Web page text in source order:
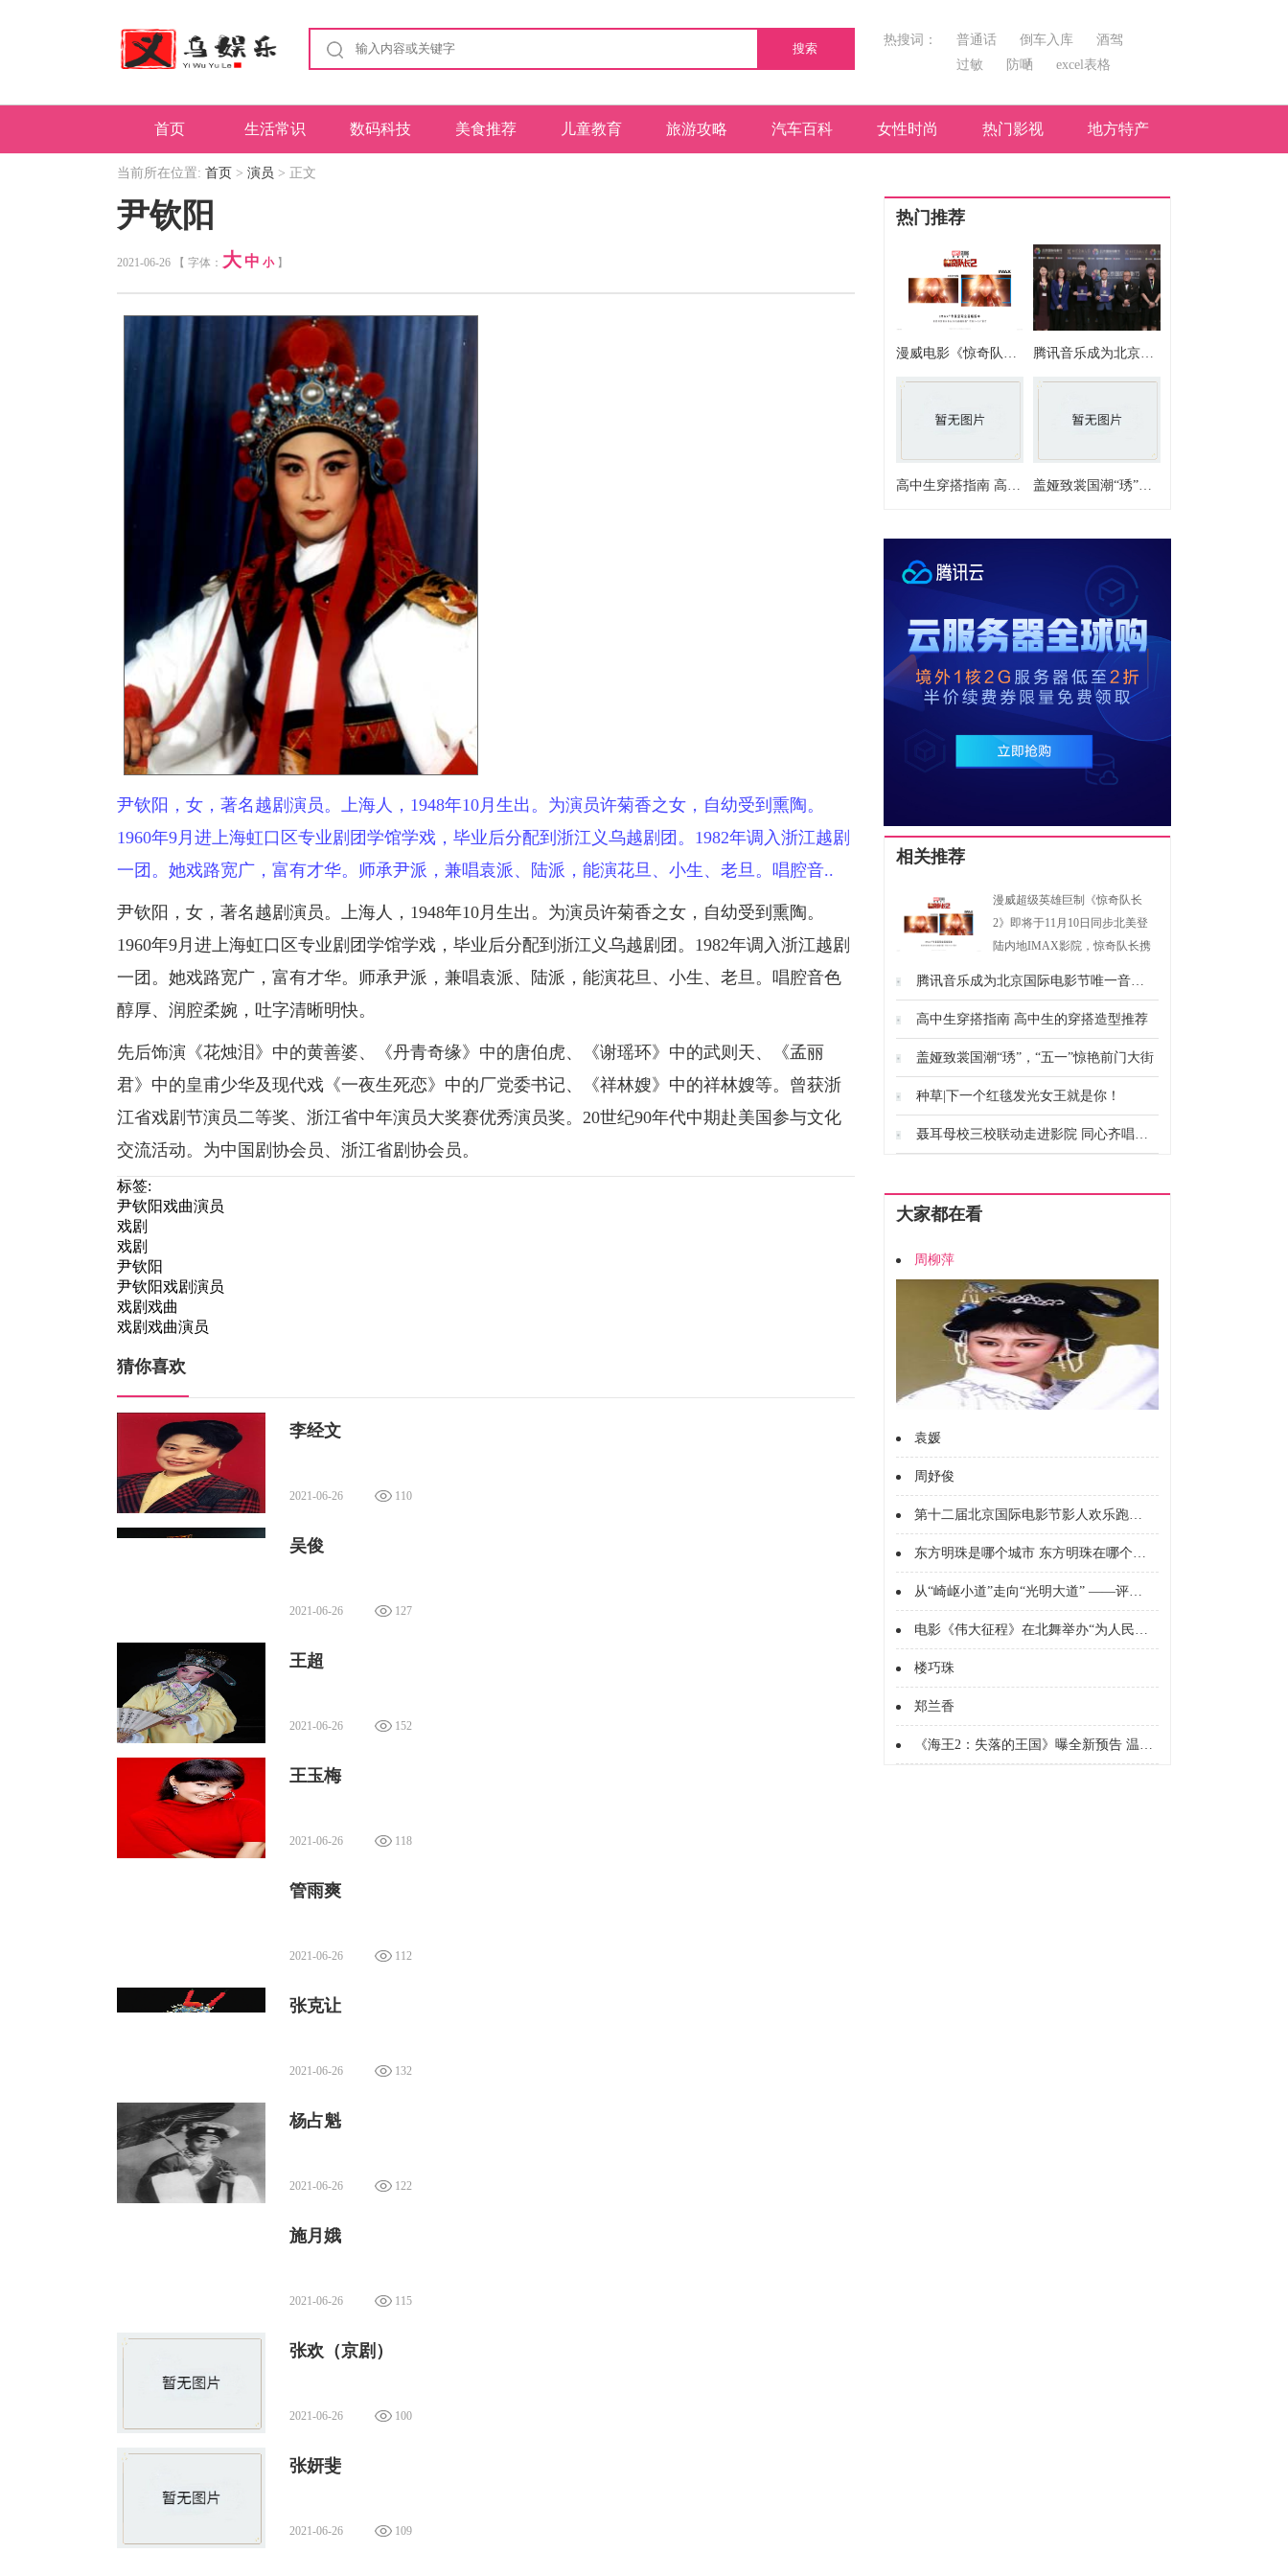
搜索
热搜词： 普通话 倒车入库
酒驾
过敏
防嗮 excel表格
首页 生活常识 数码科技 美食推荐 儿童教育 旅游攻略 汽车百科 女性时尚 热门影视 地方特产
当前所在位置: 首页 > 演员 > 正文
尹钦阳
2021-06-26 【 字体： 大 中 小】
尹钦阳，女，著名越剧演员。上海人，1948年10月生出。为演员许菊香之女，自幼受到熏陶。
1960年9月进上海虹口区专业剧团学馆学戏，毕业后分配到浙江义乌越剧团。1982年调入浙江越剧
一团。她戏路宽广，富有才华。师承尹派，兼唱袁派、陆派，能演花旦、小生、老旦。唱腔音..
尹钦阳，女，著名越剧演员。上海人，1948年10月生出。为演员许菊香之女，自幼受到熏陶。
1960年9月进上海虹口区专业剧团学馆学戏，毕业后分配到浙江义乌越剧团。1982年调入浙江越剧
一团。她戏路宽广，富有才华。师承尹派，兼唱袁派、陆派，能演花旦、小生、老旦。唱腔音色
醇厚、润腔柔婉，吐字清晰明快。
先后饰演《花烛泪》中的黄善婆、《丹青奇缘》中的唐伯虎、《谢瑶环》中的武则天、《孟丽
君》中的皇甫少华及现代戏《一夜生死恋》中的厂党委书记、《祥林嫂》中的祥林嫂等。曾获浙
江省戏剧节演员二等奖、浙江省中年演员大奖赛优秀演员奖。20世纪90年代中期赴美国参与文化
交流活动。为中国剧协会员、浙江省剧协会员。
标签:
尹钦阳戏曲演员
戏剧
戏剧
尹钦阳
尹钦阳戏剧演员
戏剧戏曲
戏剧戏曲演员
猜你喜欢
李经文
2021-06-26 110
吴俊
2021-06-26 127
王超
2021-06-26 152
王玉梅
2021-06-26 118
管雨爽
2021-06-26 112
张克让
2021-06-26 132
杨占魁
2021-06-26 122
施月娥
2021-06-26 115
张欢（京剧）
2021-06-26 100
张妍斐
2021-06-26 109
热门推荐
漫威电影《惊奇队长2》正在热映，IMAX版部分场景多达26%画面内容 腾讯音乐成为北京国际电影节唯一音乐合作伙伴 推出首个国际化专项“电影音乐扶持计划”
高中生穿搭指南 高中生的穿搭造型推荐 盖娅致裳国潮“琇”，“五一”惊艳前门大街
相关推荐
漫威超级英雄巨制《惊奇队长
2》即将于11月10日同步北美登
陆内地IMAX影院，惊奇队长携
本，不仅通过真实惊艳的音画品
质和身临其境的观影环境带观众
沉浸式畅享视听盛宴，部分重要
来“惊”艳的大银幕观影体验。 由
奥斯卡影后布丽·拉尔森演绎的惊
曾纵横宇宙，“硬刚”灭霸，能以
的“光谱”莫妮卡和“惊奇
腾讯音乐成为北京国际电影节唯一音乐合作伙伴 推出首个国际化专项“电影音乐扶持计划”
高中生穿搭指南 高中生的穿搭造型推荐
盖娅致裳国潮“琇”，“五一”惊艳前门大街
种草|下一个红毯发光女王就是你！
聂耳母校三校联动走进影院 同心齐唱《为国而歌》
大家都在看
周柳萍
袁媛
周妤俊
第十二届北京国际电影节影人欢乐跑成功举办 百位影人齐聚花海
东方明珠是哪个城市 东方明珠在哪个城市
从“崎岖小道”走向“光明大道” ——评电影《邓小平小道》
电影《伟大征程》在北舞举办“为人民而舞 为时代建功”观影活动
楼巧珠
郑兰香
《海王2：失落的王国》曝全新预告 温子仁升级海底想象力